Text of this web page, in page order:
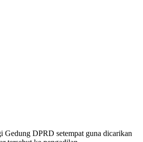
Gedung DPRD setempat guna dicarikan